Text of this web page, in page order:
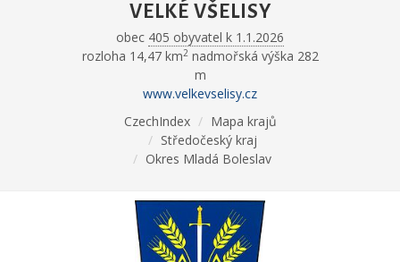
VELKÉ VŠELISY
obec 405 obyvatel k 1.1.2026
rozloha 14,47 km2nadmořská výška 282
m
www.velkevselisy.cz
CzechIndex
Mapa krajů
Středočeský kraj
Okres Mladá Boleslav